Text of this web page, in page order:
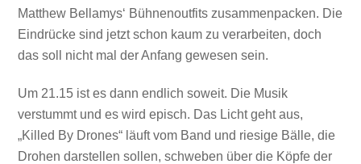
Matthew Bellamys‘ Bühnenoutfits zusammenpacken. Die
Eindrücke sind jetzt schon kaum zu verarbeiten, doch
das soll nicht mal der Anfang gewesen sein.
Um 21.15 ist es dann endlich soweit. Die Musik
verstummt und es wird episch. Das Licht geht aus,
„Killed By Drones“ läuft vom Band und riesige Bälle, die
Drohen darstellen sollen, schweben über die Köpfe der